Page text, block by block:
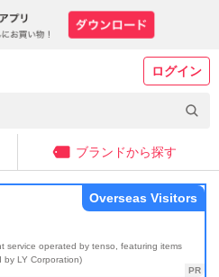
ログイン
ブランドから探す
service operated by tenso, featuring items
by LY Corporation)
Overseas Visitors